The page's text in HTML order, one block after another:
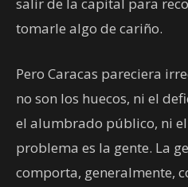
tomarle algo de cariño.
Pero Caracas pareciera
no son los huecos, ni el
el alumbrado público, ni
problema es la gente. La
comporta, generalmente,